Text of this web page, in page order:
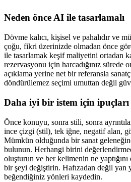
Neden önce AI ile tasarlamalı
Dövme kalıcı, kişisel ve pahalıdır ve
çoğu, fikri üzerinizde olmadan önce
ile tasarlamak keşif maliyetini ortadan
rezervasyonu için harcadığınız
açıklama yerine net bir referansla
döndürülemez seçimi umuttan değil
Daha iyi bir istem için ipuçları
Önce konuyu, sonra stili, sonra
ince çizgi (stil), tek iğne, negatif alan,
Mümkün olduğunda bir sanat
bulunun. Herhangi birini
oluşturun ve her kelimenin ne
bir şeyi değiştirin. Hafızadan değil yan
beğendiğiniz yönleri kaydedin.